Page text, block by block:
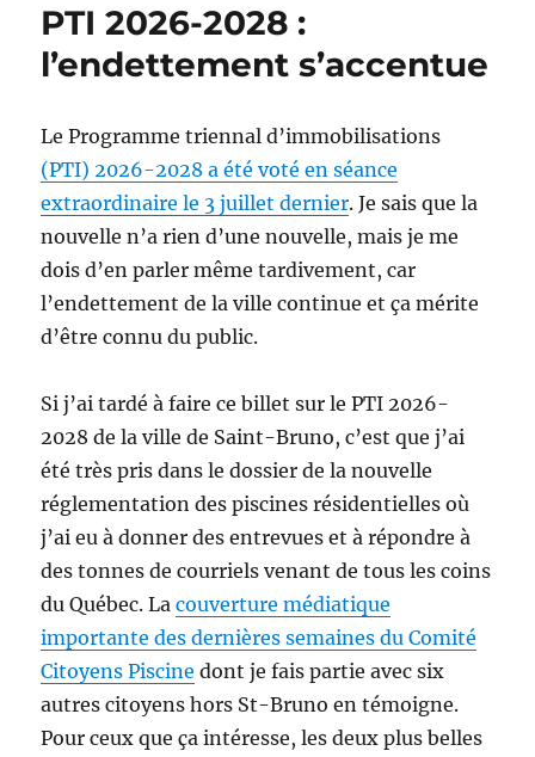
PTI 2026-2028 :
l’endettement s’accentue
Le Programme triennal d’immobilisations
(PTI) 2026-2028 a été voté en séance
extraordinaire le 3 juillet dernier. Je sais que la
nouvelle n’a rien d’une nouvelle, mais je me
dois d’en parler même tardivement, car
l’endettement de la ville continue et ça mérite
d’être connu du public.
Si j’ai tardé à faire ce billet sur le PTI 2026-
2028 de la ville de Saint-Bruno, c’est que j’ai
été très pris dans le dossier de la nouvelle
réglementation des piscines résidentielles où
j’ai eu à donner des entrevues et à répondre à
des tonnes de courriels venant de tous les coins
du Québec. Lacouverture médiatique
importante des dernières semaines du Comité
Citoyens Piscine dont je fais partie avec six
autres citoyens hors St-Bruno en témoigne.
Pour ceux que ça intéresse, les deux plus belles